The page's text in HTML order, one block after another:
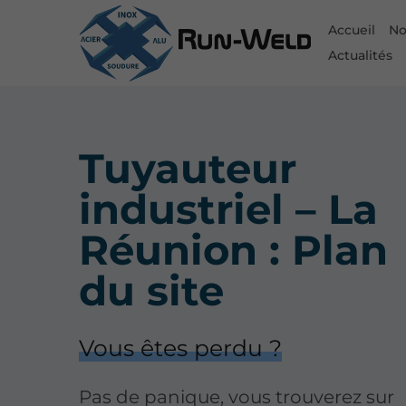
Accueil
Actualités
Tuyauteur
industriel – La
Réunion : Plan
du site
Vous êtes perdu ?
Pas de panique, vous trouverez sur